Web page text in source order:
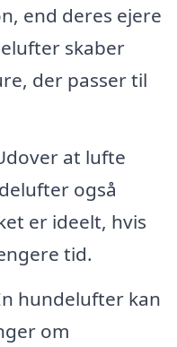
end deres ejere
skaber
der passer til
at lufte
også
er ideelt, hvis
tid.
hundelufter kan
om